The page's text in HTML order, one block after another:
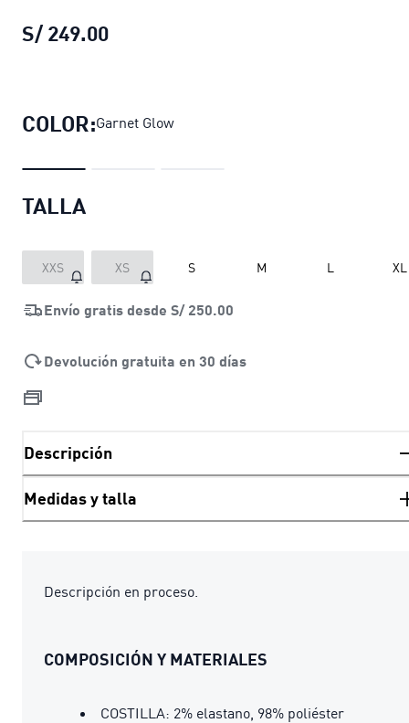
S/ 249.00
COLOR:Garnet Glow
TALLA
XXS XS S M L XL
Envío gratis desde S/ 250.00
Devolución gratuita en 30 días
Descripción
Medidas y talla
Descripción en proceso.
COMPOSICIÓN Y MATERIALES
COSTILLA: 2% elastano, 98% poliéster